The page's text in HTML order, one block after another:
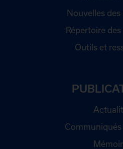
Nouvelles des
Répertoire
Outils et
Communiqués